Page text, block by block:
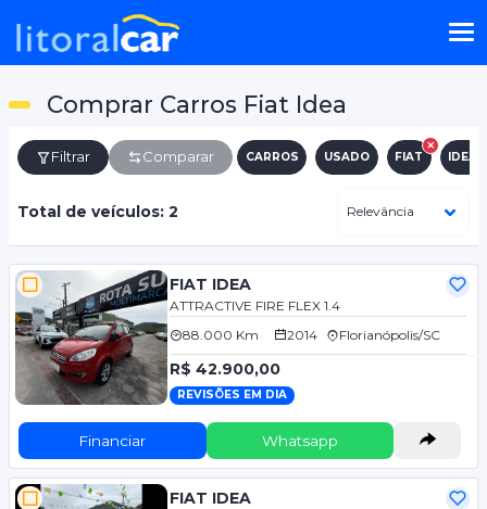
Comprar Carros Fiat Idea
Filtrar Comparar CARROS USADO FIAT IDEA
Total de veículos: 2
FIAT IDEA
ATTRACTIVE FIRE FLEX 1.4
88.000 Km
2014 Florianópolis/SC
R$ 42.900,00
REVISÕES EM DIA
Financiar Whatsapp
FIAT IDEA